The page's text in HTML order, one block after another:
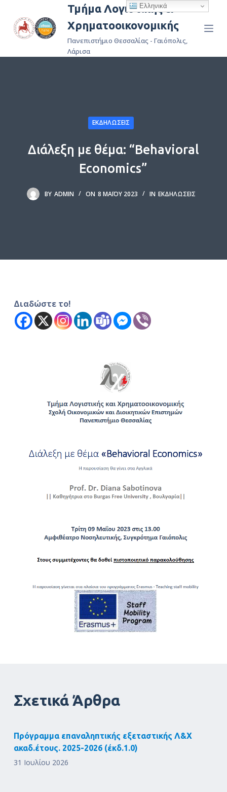
ε
ε
Τμήμα Λογιστικής &
Χρηματοοικονομικής
Πανεπιστήμιο Θεσσαλίας - Γαιόπολις,
Λάρισα
ΕΚΔΗΛΏΣΕΙΣ
Διάλεξη με θέμα: “Behavioral
Economics”
BY ADMIN ON 8 ΜΑΪ́ΟΥ 2023 IN ΕΚΔΗΛΏΣΕΙΣ
Διαδώστε το!
Σχετικά Άρθρα
Πρόγραμμα επαναληπτικής εξεταστικής Λ&Χ
ακαδ.έτους. 2025-2026 (έκδ.1.0)
31 Ιουλίου 2026
Ελληνικά